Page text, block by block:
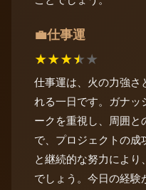
💼仕事運
★★★★★
仕事運は、火の力強さ
れる一日です。ガナッ
ークを重視し、周囲と
で、プロジェクトの成
と継続的な努力により
でしょう。今日の経